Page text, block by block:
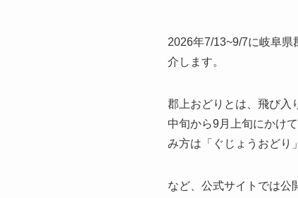
2026年7/13~9/7に岐阜
介します。
郡上おどりとは、飛び入
中旬から9月上旬にかけ
み方は「ぐじょうおどり
など、公式サイトでは公